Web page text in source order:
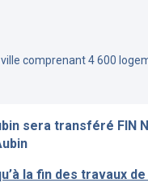
comprenant 4 600
sera transféré FIN
la fin des travaux